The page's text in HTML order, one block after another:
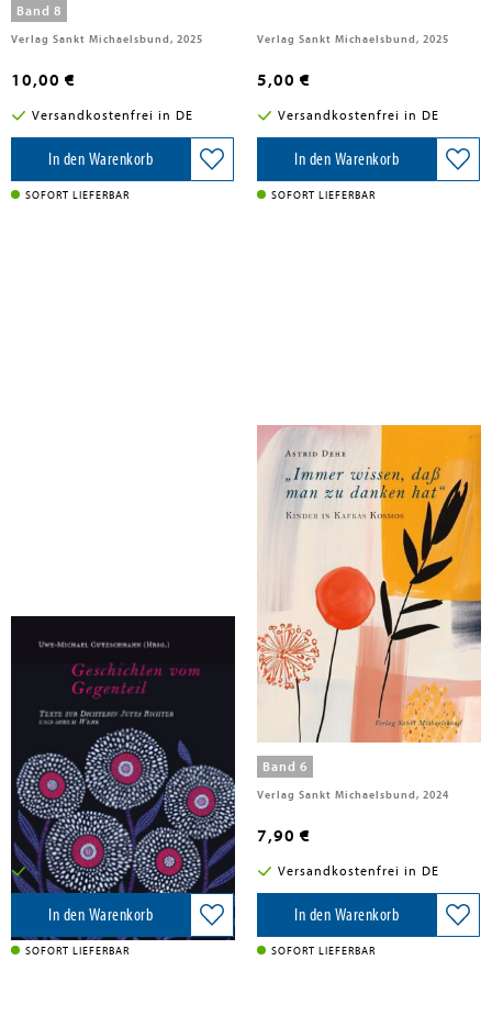
Band 8
Verlag Sankt Michaelsbund, 2025
10,00 €
Versandkostenfrei in DE
In den Warenkorb
SOFORT LIEFERBAR
Verlag Sankt Michaelsbund, 2025
5,00 €
Versandkostenfrei in DE
In den Warenkorb
SOFORT LIEFERBAR
Geschichten vom Gegenteil
Band 7
Sankt Michaelsbund, 2025
7,90 €
Versandkostenfrei in DE
In den Warenkorb
SOFORT LIEFERBAR
"Immer wissen, daß man zu
danken hat"
Band 6
Verlag Sankt Michaelsbund, 2024
7,90 €
Versandkostenfrei in DE
In den Warenkorb
SOFORT LIEFERBAR